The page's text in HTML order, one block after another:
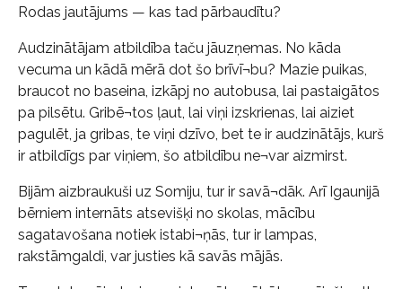
Rodas jautājums — kas tad pārbaudītu?
Audzinātājam atbildība taču jāuzņemas. No kāda
vecuma un kādā mērā dot šo brīvī¬bu? Mazie puikas,
braucot no baseina, izkāpj no autobusa, lai pastaigātos
pa pilsētu. Gribē¬tos ļaut, lai viņi izskrienas, lai aiziet
pagulēt, ja gribas, te viņi dzīvo, bet te ir audzinātājs, kurš
ir atbildīgs par viņiem, šo atbildību ne¬var aizmirst.
Bijām aizbraukuši uz Somiju, tur ir savā¬dāk. Arī Igaunijā
bērniem internāts atsevišķi no skolas, mācību
sagatavošana notiek istabi¬ņās, tur ir lampas,
rakstāmgaldi, var justies kā savās mājās.